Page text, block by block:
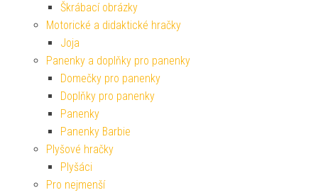
Škrábací obrázky
Motorické a didaktické hračky
Joja
Panenky a doplňky pro panenky
Domečky pro panenky
Doplňky pro panenky
Panenky
Panenky Barbie
Plyšové hračky
Plyšáci
Pro nejmenší